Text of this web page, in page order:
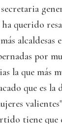
ha querido
por
la que más
que es la
tiene que